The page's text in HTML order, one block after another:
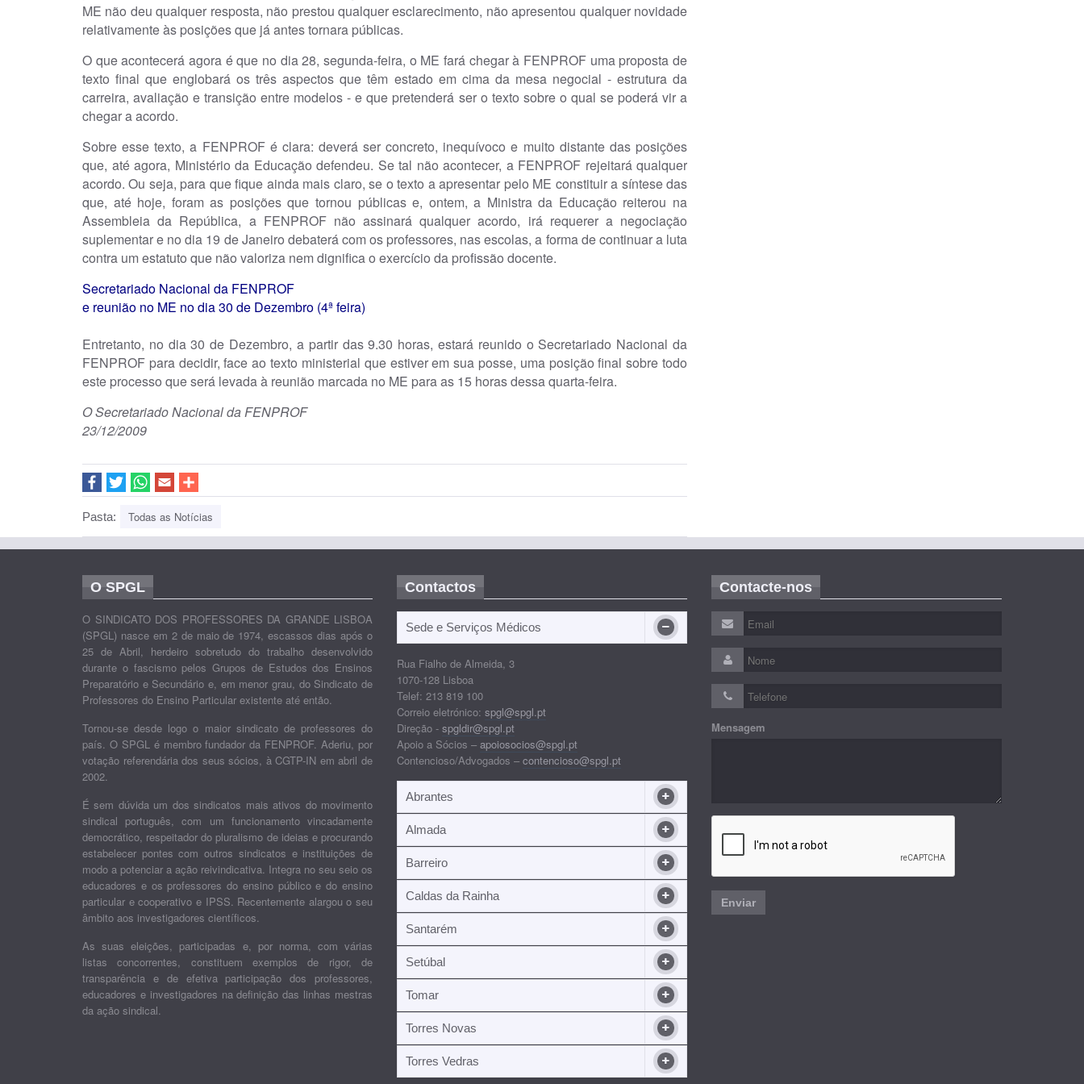
ME não deu qualquer resposta, não prestou qualquer esclarecimento, não apresentou qualquer novidade
relativamente às posições que já antes tornara públicas.
O que acontecerá agora é que no dia 28, segunda-feira, o ME fará chegar à FENPROF uma proposta de
texto final que englobará os três aspectos que têm estado em cima da mesa negocial - estrutura da
carreira, avaliação e transição entre modelos - e que pretenderá ser o texto sobre o qual se poderá vir a
chegar a acordo.
Sobre esse texto, a FENPROF é clara: deverá ser concreto, inequívoco e muito distante das posições
que, até agora, Ministério da Educação defendeu. Se tal não acontecer, a FENPROF rejeitará qualquer
acordo. Ou seja, para que fique ainda mais claro, se o texto a apresentar pelo ME constituir a síntese das
que, até hoje, foram as posições que tornou públicas e, ontem, a Ministra da Educação reiterou na
Assembleia da República, a FENPROF não assinará qualquer acordo, irá requerer a negociação
suplementar e no dia 19 de Janeiro debaterá com os professores, nas escolas, a forma de continuar a luta
contra um estatuto que não valoriza nem dignifica o exercício da profissão docente.
Secretariado Nacional da FENPROF
e reunião no ME no dia 30 de Dezembro (4ª feira)
Entretanto, no dia 30 de Dezembro, a partir das 9.30 horas, estará reunido o Secretariado Nacional da
FENPROF para decidir, face ao texto ministerial que estiver em sua posse, uma posição final sobre todo
este processo que será levada à reunião marcada no ME para as 15 horas dessa quarta-feira.
O Secretariado Nacional da FENPROF
23/12/2009
Pasta: Todas as Notícias
O SPGL
O SINDICATO DOS PROFESSORES DA GRANDE LISBOA
(SPGL) nasce em 2 de maio de 1974, escassos dias após o
25 de Abril, herdeiro sobretudo do trabalho desenvolvido
durante o fascismo pelos Grupos de Estudos dos Ensinos
Preparatório e Secundário e, em menor grau, do Sindicato de
Professores do Ensino Particular existente até então.
Tornou-se desde logo o maior sindicato de professores do
país. O SPGL é membro fundador da FENPROF. Aderiu, por
votação referendária dos seus sócios, à CGTP-IN em abril de
2002.
É sem dúvida um dos sindicatos mais ativos do movimento
sindical português, com um funcionamento vincadamente
democrático, respeitador do pluralismo de ideias e procurando
estabelecer pontes com outros sindicatos e instituições de
modo a potenciar a ação reivindicativa. Integra no seu seio os
educadores e os professores do ensino público e do ensino
particular e cooperativo e IPSS. Recentemente alargou o seu
âmbito aos investigadores científicos.
As suas eleições, participadas e, por norma, com várias
listas concorrentes, constituem exemplos de rigor, de
transparência e de efetiva participação dos professores,
educadores e investigadores na definição das linhas mestras
da ação sindical.
Contactos
Sede e Serviços Médicos
Rua Fialho de Almeida, 3
1070-128 Lisboa
Telef: 213 819 100
Correio eletrónico: spgl@spgl.pt
Direção - spgldir@spgl.pt
Apoio a Sócios – apoiosocios@spgl.pt
Contencioso/Advogados – contencioso@spgl.pt
Abrantes
Almada
Barreiro
Caldas da Rainha
Santarém
Setúbal
Tomar
Torres Novas
Torres Vedras
Contacte-nos
Mensagem
Enviar